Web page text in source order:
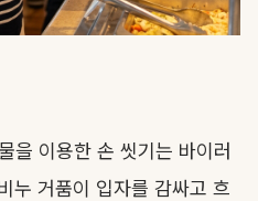
을 이용한 손 씻기는 바이러
누 거품이 입자를 감싸고 흐